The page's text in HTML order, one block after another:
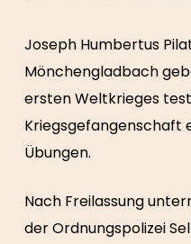
Joseph Humbertus
Mönchengladbach
ersten Weltkrieges
Übungen.
Nach Freilassung
der Ordnungspolizei